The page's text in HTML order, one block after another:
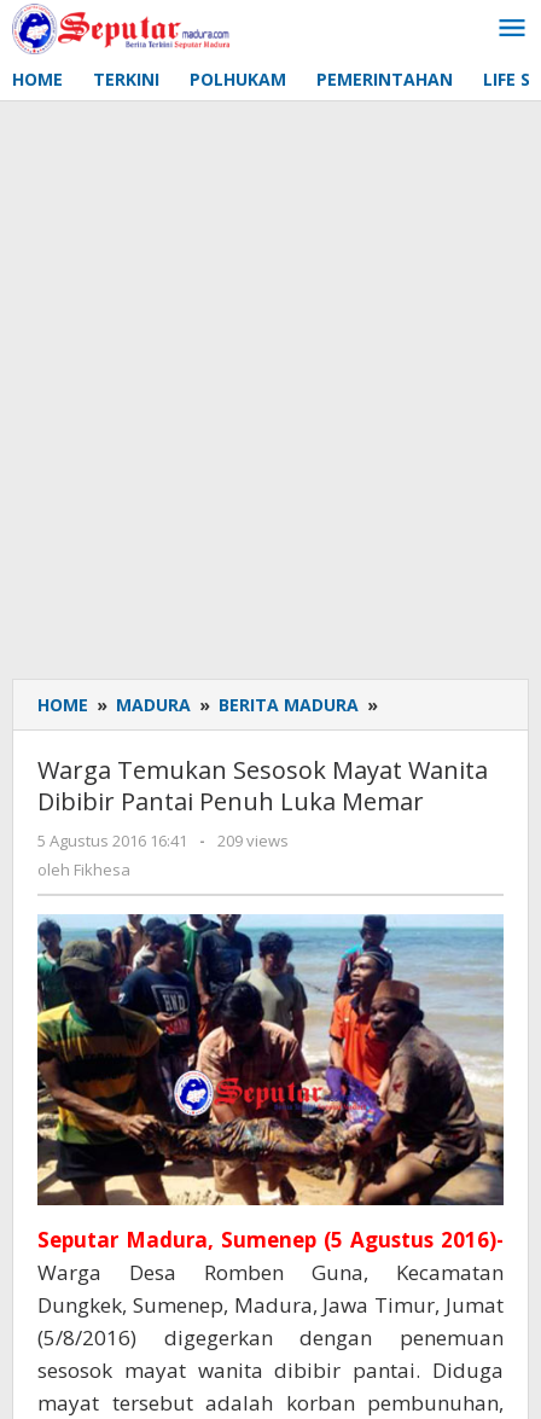
Lewati
ke
HOME TERKINI POLHUKAM PEMERINTAHAN LIFE
HOME » MADURA » BERITA MADURA »
Temukan
Mayat
Wanita
Memar
Warga Temukan Sesosok Mayat Wanita
Dibibir Pantai Penuh Luka Memar
5 Agustus 2016 16:41
oleh
-
209 views
oleh Fikhesa
Seputar Madura, Sumenep (5 Agustus 2016)-
Warga Desa Romben Guna, Kecamatan
Dungkek, Sumenep, Madura, Jawa Timur, Jumat
(5/8/2016) digegerkan dengan penemuan
sesosok mayat wanita dibibir pantai. Diduga
mayat tersebut adalah korban pembunuhan,